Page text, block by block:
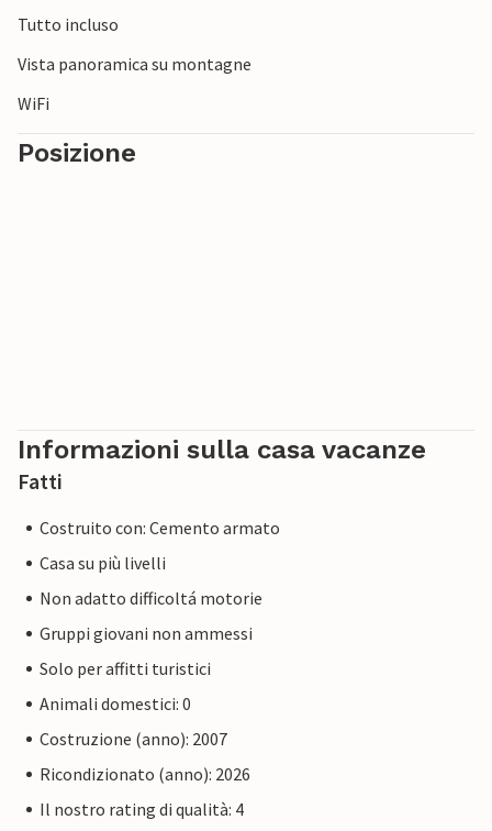
Tutto incluso
Vista panoramica su montagne
WiFi
Posizione
Informazioni sulla casa vacanze
Fatti
Costruito con: Cemento armato
Casa su più livelli
Non adatto difficoltá motorie
Gruppi giovani non ammessi
Solo per affitti turistici
Animali domestici: 0
Costruzione (anno): 2007
Ricondizionato (anno): 2026
Il nostro rating di qualità: 4